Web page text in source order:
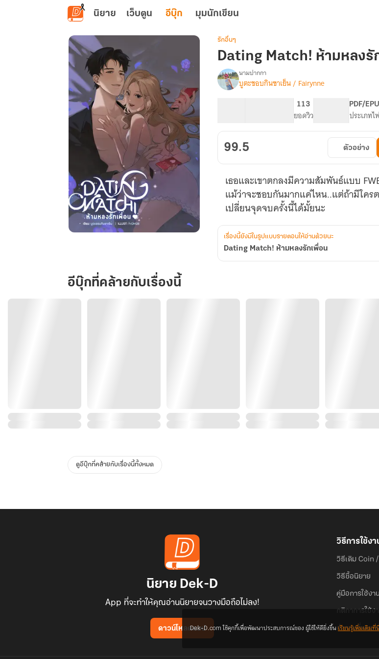
ข้ามไปยังเนื้อหาหลัก
นิยาย เว็บตูน อีบุ๊ก มุมนักเขียน
หลง
รัก
เพื่อน
รักอื่นๆ
Dating Match! ห้ามหลงรั
เรื่องDating
Match!
เพื่อน
นามปากกา
บูตะชอบกินชาเย็น / Fairynne
113
ยอดวิว
PDF/
ประเภทไ
99.5 ตัวอย่าง
เธอและเขาตกลงมีความสัมพันธ์แบบ
แม้ว่าจะชอบกันมากแค่ไหน..แต่ถ้ามีใคร
เปลี่ยนจุดจบครั้งนี้ได้มั้ยนะ
เรื่องนี้ยังมีในรูปแบบรายตอนให้อ่านด้วยนะ
Dating Match! ห้ามหลงรักเพื่อน
อีบุ๊กที่คล้ายกับเรื่องนี้
ดูอีบุ๊กที่คล้ายกับเรื่องนี้ทั้งหมด
นิยาย Dek-D
App ที่จะทำให้คุณอ่านนิยายจนวางมือถือไม่ลง!
ดาวน์โหลดแอป
วิธีการใช้งา
วิธีเติม Coin /
วิธีซื้อนิยาย
คู่มือการใช้งา
กติกาการใช้ง
คำถามที่พบบ่อย
Dek-D.com ใช้คุกกี้เพื่อพัฒนาประสบการณ์ของ ผู้ใช้ให้ดียิ่งขึ้นเรียนรู้เพิ่มเติมที่